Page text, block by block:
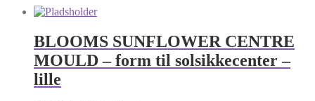
BLOOMS SUNFLOWER CENTRE
MOULD – form til solsikkecenter –
lille